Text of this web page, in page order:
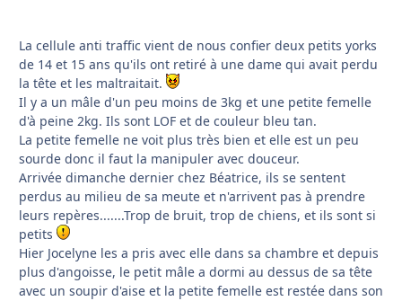
La cellule anti traffic vient de nous confier deux petits yorks
de 14 et 15 ans qu'ils ont retiré à une dame qui avait perdu
la tête et les maltraitait.
Il y a un mâle d'un peu moins de 3kg et une petite femelle
d'à peine 2kg. Ils sont LOF et de couleur bleu tan.
La petite femelle ne voit plus très bien et elle est un peu
sourde donc il faut la manipuler avec douceur.
Arrivée dimanche dernier chez Béatrice, ils se sentent
perdus au milieu de sa meute et n'arrivent pas à prendre
leurs repères.......Trop de bruit, trop de chiens, et ils sont si
petits
Hier Jocelyne les a pris avec elle dans sa chambre et depuis
plus d'angoisse, le petit mâle a dormi au dessus de sa tête
avec un soupir d'aise et la petite femelle est restée dans son